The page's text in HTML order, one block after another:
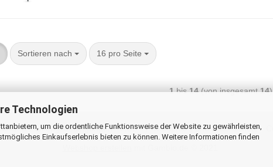
Technologien
um die ordentliche Funktionsweise der Website zu gewährleisten,
Einkaufserlebnis bieten zu können. Weitere Informationen finden
Sortieren nach 16 pro Seite
1bis14(von insgesamt14)
& Zahlungsbedingungen AGB Privatsphäre und Datenschutz